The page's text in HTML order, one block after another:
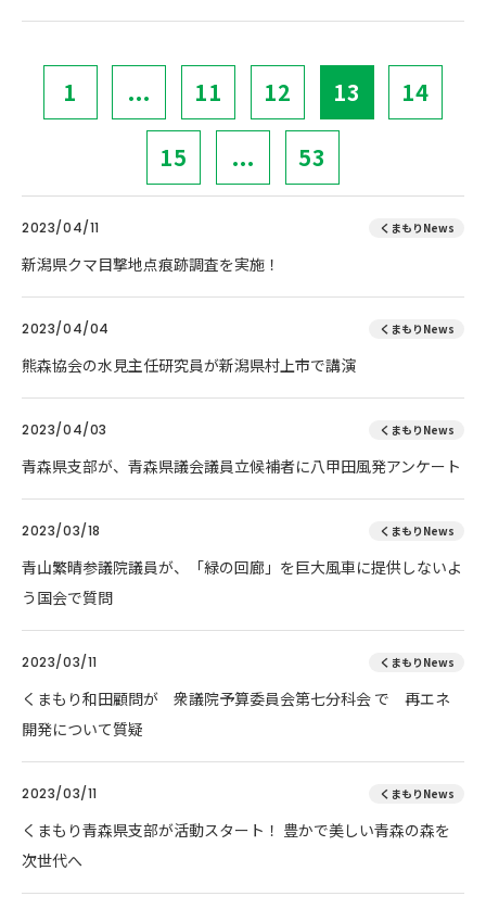
1 ... 11 12 13 14
15 ... 53
2023/04/11 くまもりNews
新潟県クマ目撃地点痕跡調査を実施！
2023/04/04 くまもりNews
熊森協会の水見主任研究員が新潟県村上市で講演
2023/04/03 くまもりNews
青森県支部が、青森県議会議員立候補者に八甲田風発アンケート
2023/03/18 くまもりNews
青山繁晴参議院議員が、「緑の回廊」を巨大風車に提供しないよ
う国会で質問
2023/03/11 くまもりNews
くまもり和田顧問が 衆議院予算委員会第七分科会 で 再エネ
開発について質疑
2023/03/11 くまもりNews
くまもり青森県支部が活動スタート！ 豊かで美しい青森の森を
次世代へ